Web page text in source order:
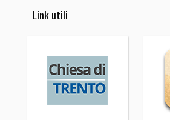
Link utili